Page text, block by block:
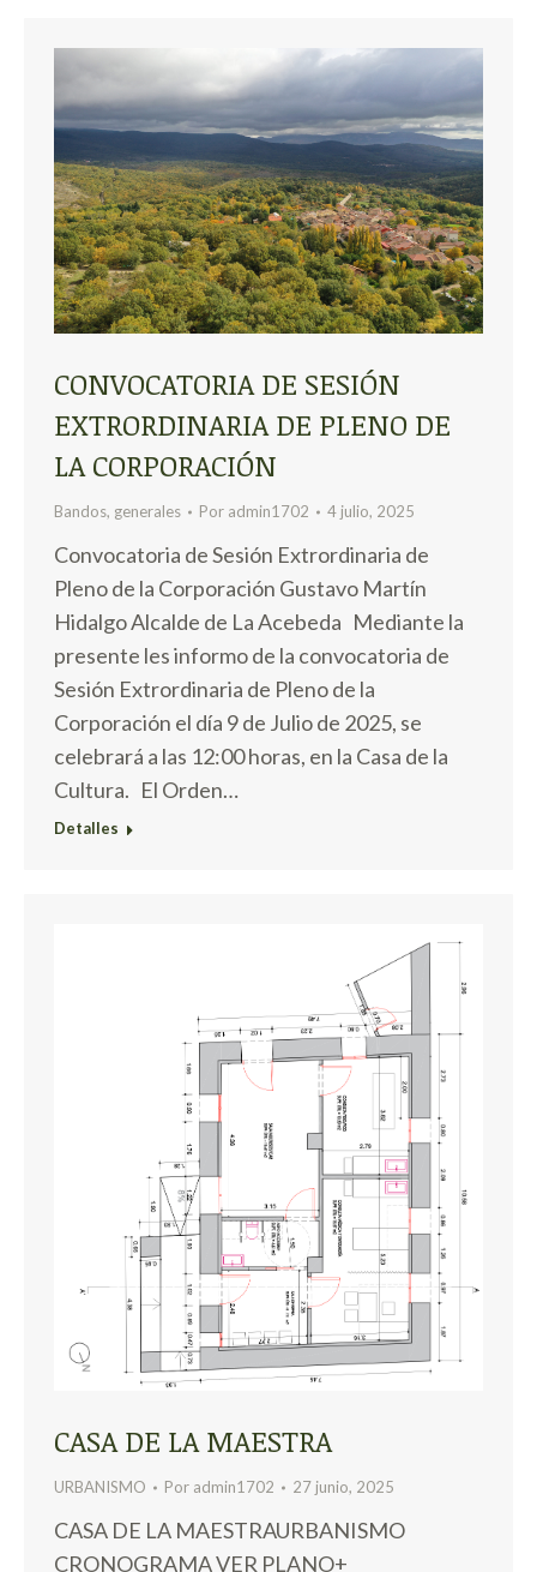
CONVOCATORIA DE SESIÓN
EXTRORDINARIA DE PLENO DE
LA CORPORACIÓN
Bandos, generales Por admin1702 4 julio, 2025
Convocatoria de Sesión Extrordinaria de
Pleno de la Corporación Gustavo Martín
Hidalgo Alcalde de La Acebeda Mediante la
presente les informo de la convocatoria de
Sesión Extrordinaria de Pleno de la
Corporación el día 9 de Julio de 2025, se
celebrará a las 12:00 horas, en la Casa de la
Cultura. El Orden…
Detalles
CASA DE LA MAESTRA
URBANISMO Por admin1702 27 junio, 2025
CASA DE LA MAESTRAURBANISMO
CRONOGRAMA VER PLANO+